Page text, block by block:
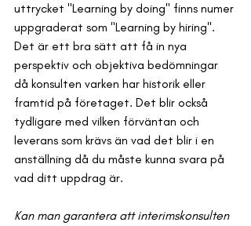
uttrycket "Learning by doing" finns numer
uppgraderat som "Learning by hiring".
Det är ett bra sätt att få in nya
perspektiv och objektiva bedömningar
då konsulten varken har historik eller
framtid på företaget. Det blir också
tydligare med vilken förväntan och
leverans som krävs än vad det blir i en
anställning då du måste kunna svara på
vad ditt uppdrag är.
Kan man garantera att interimskonsulten